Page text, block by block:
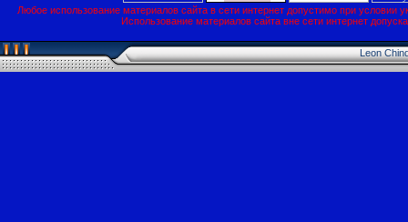
Любое использование материалов сайта в сети интернет допустимо при условии
Использование материалов сайта вне сети интернет
Leon